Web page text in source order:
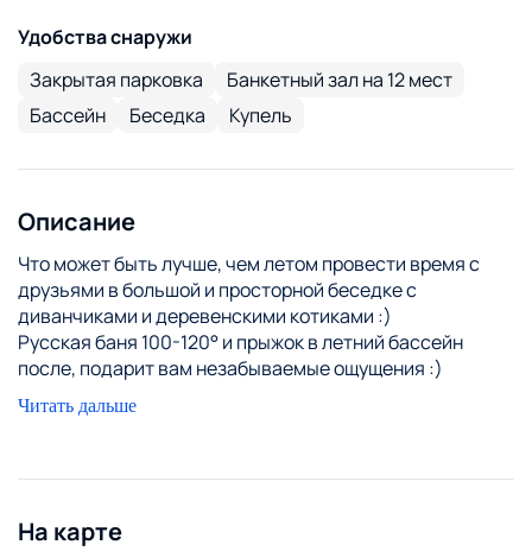
Удобства снаружи
Закрытая парковка
Банкетный зал на 12 мест
Бассейн
Беседка Купель
Описание
Что может быть лучше, чем летом провести время с
друзьями в большой и просторной беседке с
диванчиками и деревенскими котиками :)
Русская баня 100-120° и прыжок в летний бассейн
после, подарит вам незабываемые ощущения :)
Красивый камин в большом зале создаст уют , а коты
добавят душевного тепла.
Читать дальше
На карте